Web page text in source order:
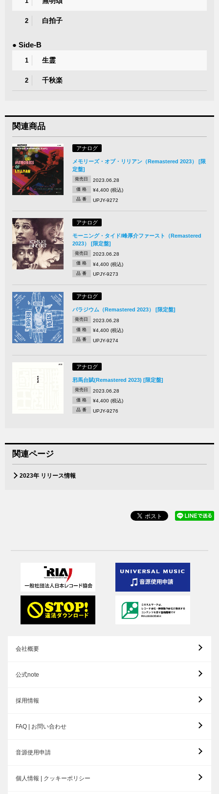
2 白拍子
● Side-B
1 生霊
2 千秋楽
関連商品
アナログ
メモリーズ・オブ・リリアン（Remastered 2023） [限
定盤]
発売日 2023.06.28
価 格 ¥4,400 (税込)
品 番 UPJY-9272
アナログ
モーニング・タイド/峰厚介ファースト（Remastered
2023） [限定盤]
発売日 2023.06.28
価 格 ¥4,400 (税込)
品 番 UPJY-9273
アナログ
パラジウム（Remastered 2023） [限定盤]
発売日 2023.06.28
価 格 ¥4,400 (税込)
品 番 UPJY-9274
アナログ
邪馬台賦(Remastered 2023) [限定盤]
発売日 2023.06.28
価 格 ¥4,400 (税込)
品 番 UPJY-9276
関連ページ
2023年 リリース情報
会社概要
公式note
採用情報
FAQ | お問い合わせ
音源使用申請
個人情報 | クッキーポリシー